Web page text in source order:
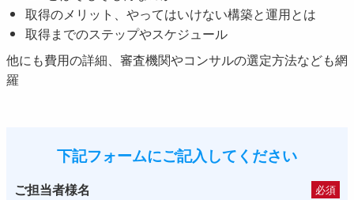
取得のメリット、やってはいけない構築と運用とは
取得までのステップやスケジュール
他にも費用の詳細、審査機関やコンサルの選定方法なども網
羅
下記フォームにご記入してください
ご担当者様名 必須